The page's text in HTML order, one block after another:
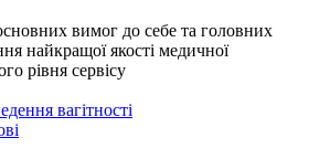
вимог до себе та головних
найкращої якості медичної
рівня сервісу
вагітності